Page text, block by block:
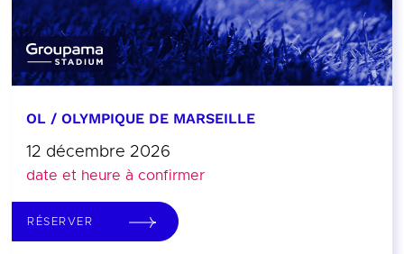
OL / OLYMPIQUE DE MARSEILLE
12 décembre 2026
date et heure à confirmer
RÉSERVER